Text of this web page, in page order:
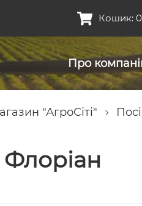
Кошик: 0
Про
"АгроСіті"